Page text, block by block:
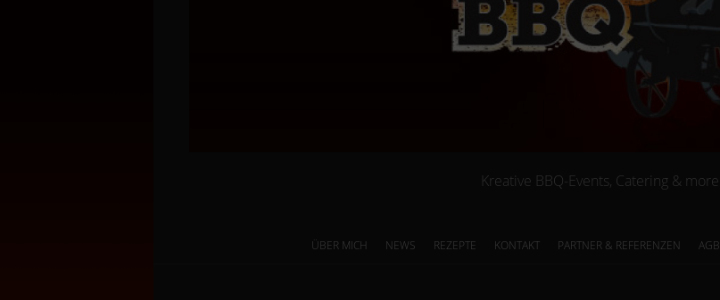
Kreative BBQ-Events, Catering & more
ÜBER MICH NEWS REZEPTE KONTAKT PARTNER & REFERENZEN AGB